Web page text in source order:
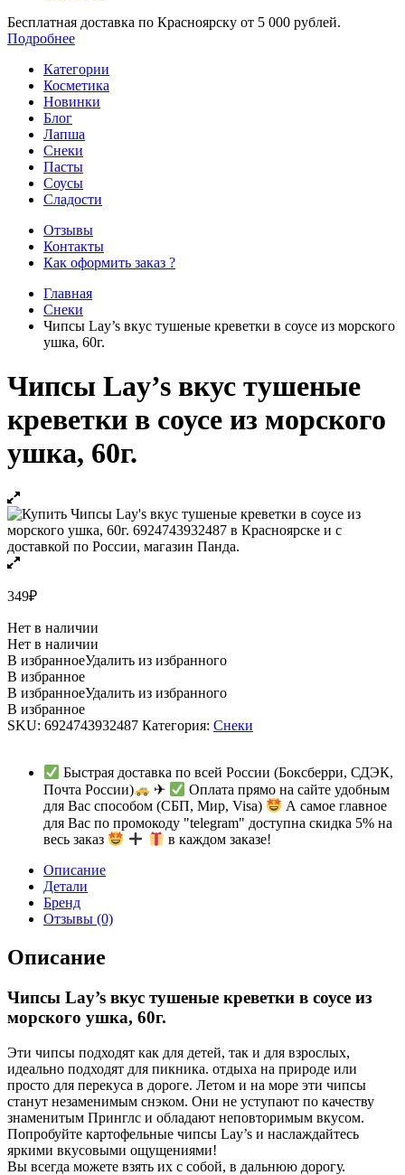
Бесплатная доставка по Красноярску от 5 000 рублей.
Подробнее
Категории
Косметика
Новинки
Блог
Лапша
Снеки
Пасты
Соусы
Сладости
Отзывы
Контакты
Как оформить заказ ?
Главная
Снеки
Чипсы Lay’s вкус тушеные креветки в соусе из морского
ушка, 60г.
Чипсы Lay’s вкус тушеные
креветки в соусе из морского
ушка, 60г.
349₽
Нет в наличии
Нет в наличии
В избранноеУдалить из избранного
В избранное
В избранноеУдалить из избранного
В избранное
SKU: 6924743932487 Категория: Снеки
Быстрая доставка по всей России (Боксберри, СДЭК,
Почта России)
✈
Оплата прямо на сайте удобным
для Вас способом (СБП, Мир, Visa)
А самое главное
для Вас по промокоду "telegram" доступна скидка 5% на
весь заказ
в каждом заказе!
Описание
Детали
Бренд
Отзывы (0)
Описание
Чипсы Lay’s вкус тушеные креветки в соусе из
морского ушка, 60г.
Эти чипсы подходят как для детей, так и для взрослых,
идеально подходят для пикника. отдыха на природе или
просто для перекуса в дороге. Летом и на море эти чипсы
станут незаменимым снэком. Они не уступают по качеству
знаменитым Принглс и обладают неповторимым вкусом.
Попробуйте картофельные чипсы Lay’s и наслаждайтесь
яркими вкусовыми ощущениями!
Вы всегда можете взять их с собой, в дальнюю дорогу.